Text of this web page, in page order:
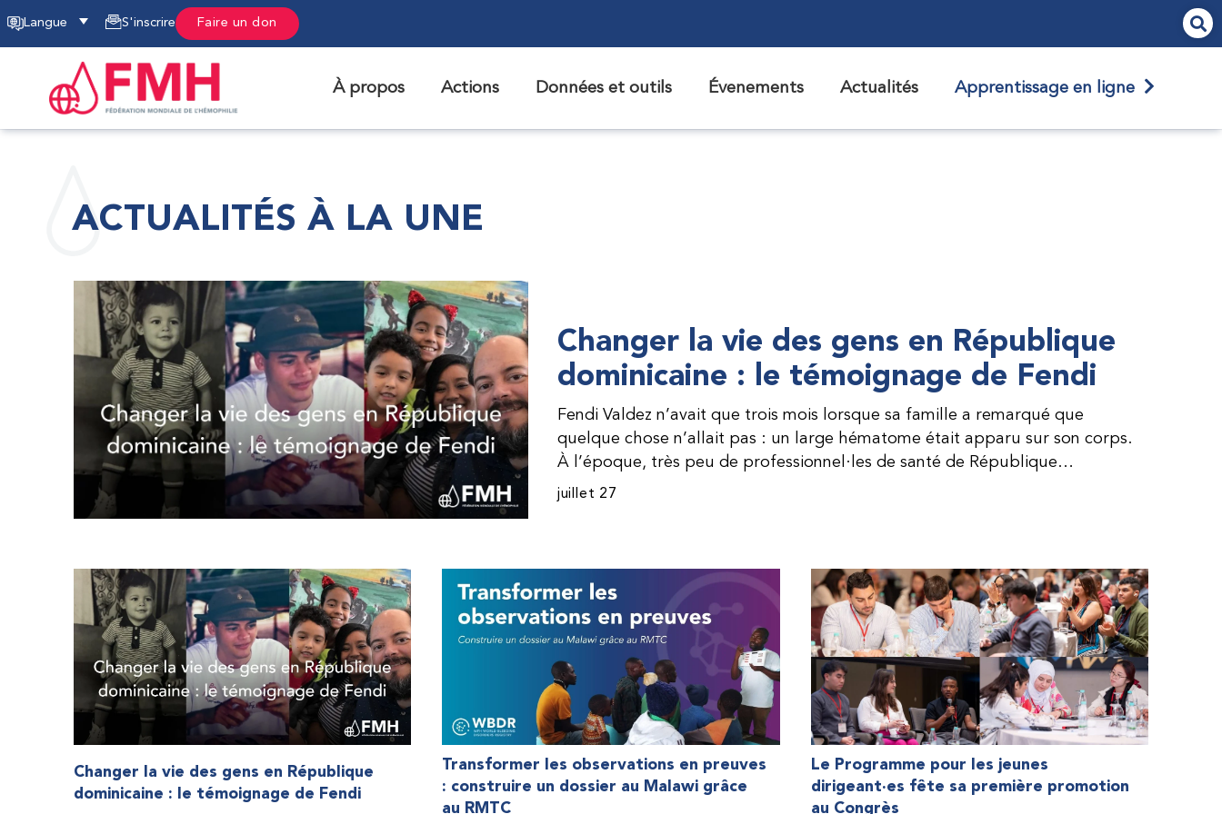
Langue S'inscrire Faire un don
À propos Actions Données et outils Évenements Actualités Apprentissage en ligne
ACTUALITÉS À LA UNE
Changer la vie des gens en République
dominicaine : le témoignage de Fendi
Fendi Valdez n’avait que trois mois lorsque sa famille a remarqué que
quelque chose n’allait pas : un large hématome était apparu sur son corps.
À l’époque, très peu de professionnel·les de santé de République
dominicaine connaissaient l’hémophilie, ce qui rendait son diagnostic difficile.
une dose inférieure à celle prescrite. À cause de ces soins limités, il avait
fréquemment des saignements, manquait l’école, était hospitalisé, et a fini
par développer des problèmes très graves aux deux genoux. Ce n’est que
lorsque Fendi a commencé à recevoir des dons de facteur fournis par le
Programme d’aide humanitaire de la Fédération mondiale de l’hémophilie
qu’il a retrouvé l’espoir d’une vie meilleure.
juillet 27
Changer la vie des gens en République
dominicaine : le témoignage de Fendi
Transformer les observations en preuves
: construire un dossier au Malawi grâce
au RMTC
Le Programme pour les jeunes
dirigeant·es fête sa première promotion
au Congrès